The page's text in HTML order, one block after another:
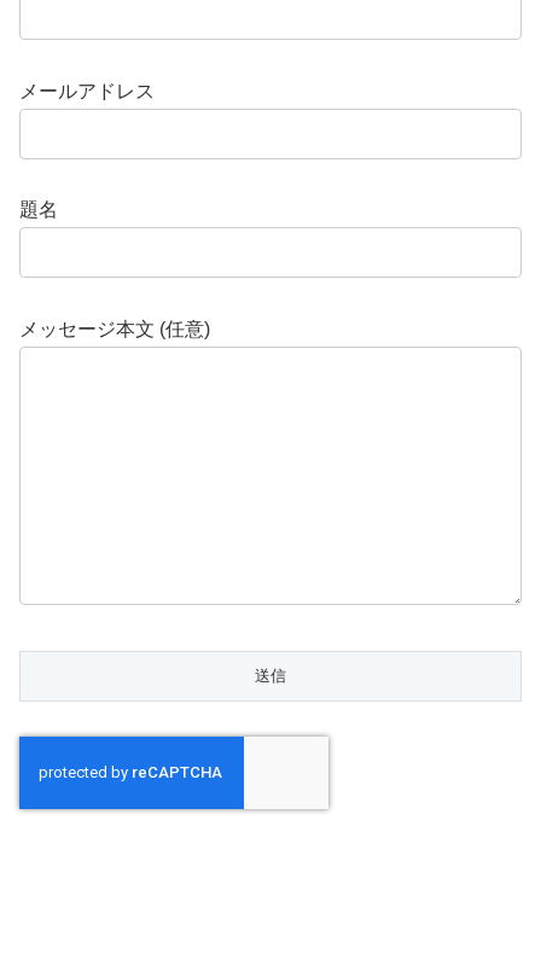
メールアドレス
題名
メッセージ本文 (任意)